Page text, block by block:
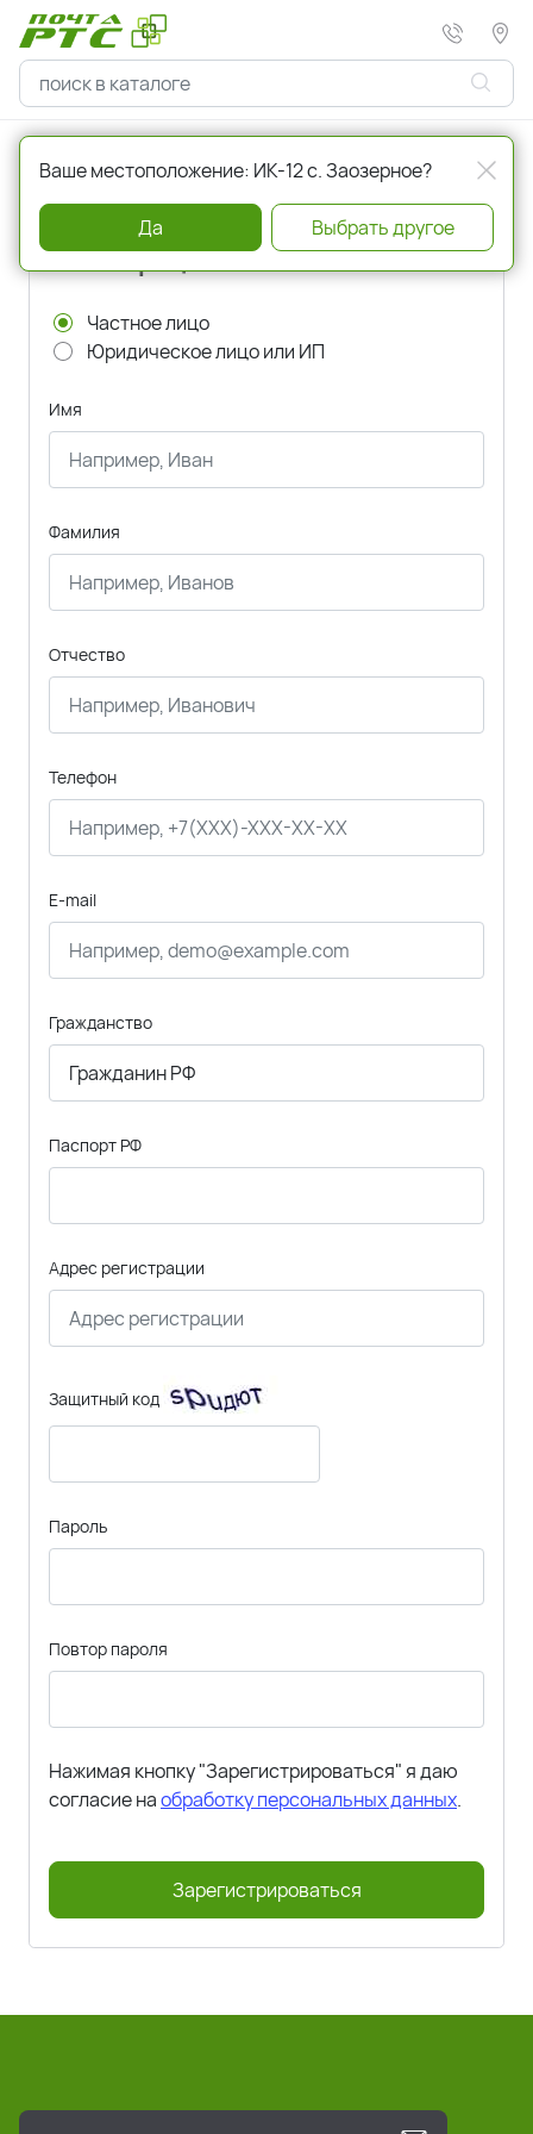
Главная Регистрация
Регистрация
Частное лицо
Юридическое лицо или ИП
Имя
Фамилия
Отчество
Телефон
E-mail
Гражданство
Паспорт РФ
Адрес регистрации
Защитный код
Пароль
Повтор пароля
Нажимая кнопку "Зарегистрироваться" я даю
согласие наобработку персональных данных.
Зарегистрироваться
Ваше местоположение: ИК-12 с. Заозерное?
Да Выбрать другое